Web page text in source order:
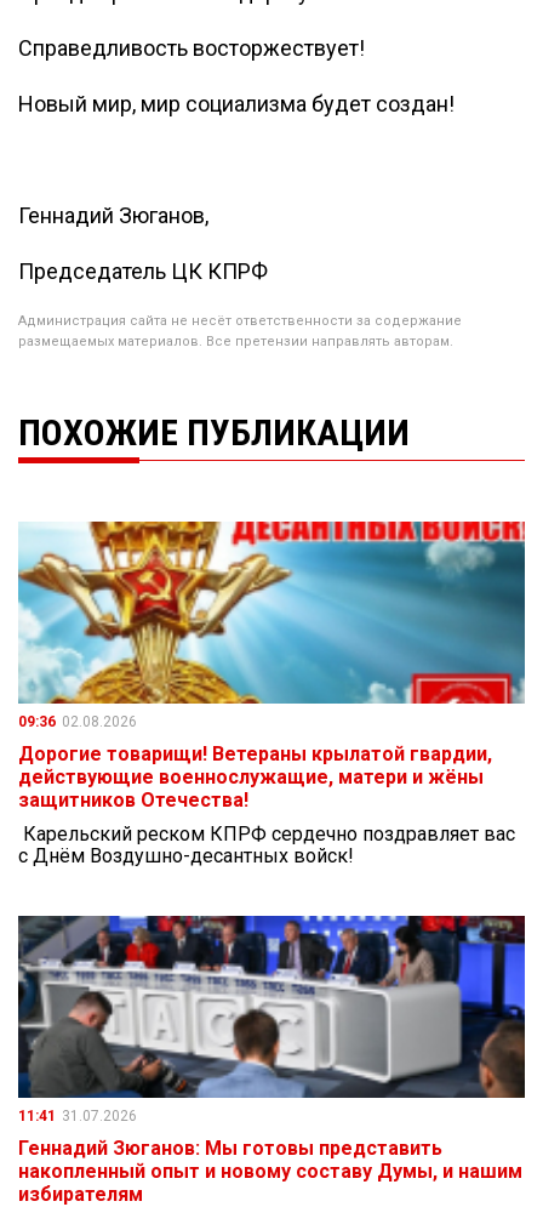
Справедливость восторжествует!
Новый мир, мир социализма будет создан!
Геннадий Зюганов,
Председатель ЦК КПРФ
Администрация сайта не несёт ответственности за содержание
размещаемых материалов. Все претензии направлять авторам.
ПОХОЖИЕ ПУБЛИКАЦИИ
09:36 02.08.2026
Дорогие товарищи! Ветераны крылатой гвардии,
действующие военнослужащие, матери и жёны
защитников Отечества!
Карельский реском КПРФ сердечно поздравляет вас
с Днём Воздушно-десантных войск!
11:41 31.07.2026
Геннадий Зюганов: Мы готовы представить
накопленный опыт и новому составу Думы, и нашим
избирателям